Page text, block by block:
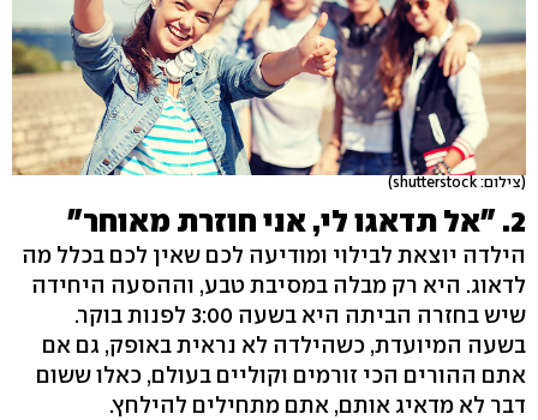
(צילום: shutterstock)
2. "אל תדאגו לי, אני חוזרת מאוחר"
הילדה יוצאת לבילוי ומודיעה לכם שאין לכם בכלל מה
לדאוג. היא רק מבלה במסיבת טבע, וההסעה היחידה
שיש בחזרה הביתה היא בשעה 3:00 לפנות בוקר.
בשעה המיועדת, כשהילדה לא נראית באופק, גם אם
אתם ההורים הכי זורמים וקוליים בעולם, כאלו ששום
דבר לא מדאיג אותם, אתם מתחילים להילחץ.